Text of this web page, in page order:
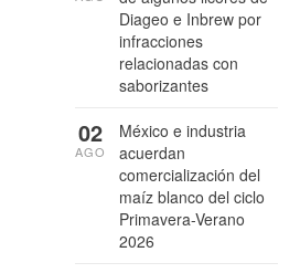
Diageo e Inbrew por
infracciones
relacionadas con
saborizantes
México e industria
acuerdan
comercialización del
maíz blanco del ciclo
Primavera-Verano
2026
02
AGO